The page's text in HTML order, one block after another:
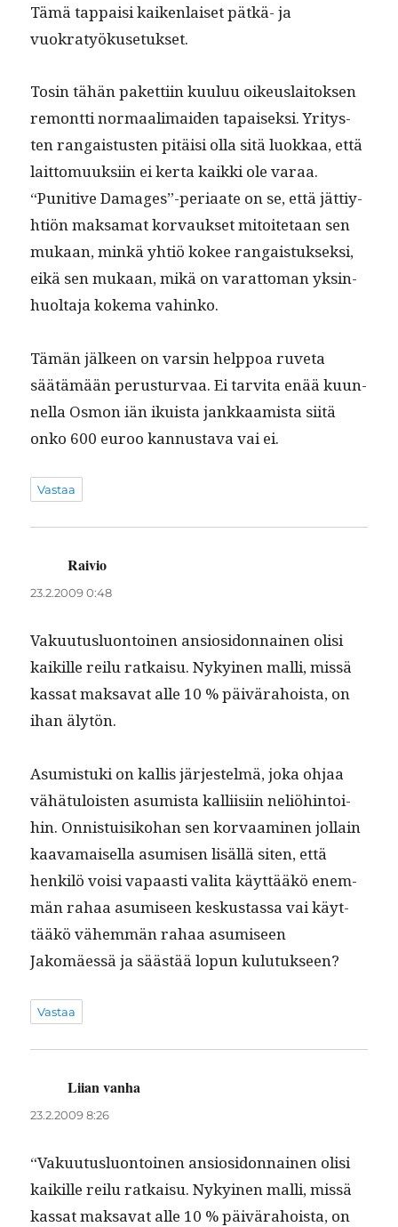
Tämä tap­paisi kaiken­laiset pätkä- ja
vuokratyökusetukset.
Tosin tähän paket­ti­in kuu­luu oikeuslaitok­sen
remont­ti nor­maal­i­maid­en tapaisek­si. Yri­tys­
ten ran­gais­tusten pitäisi olla sitä luokkaa, että
lait­to­muuk­si­in ei ker­ta kaik­ki ole varaa.
“Puni­tive Damages”-periaate on se, että jät­tiy­
htiön mak­samat kor­vauk­set mitoite­taan sen
mukaan, minkä yhtiö kokee ran­gais­tuk­sek­si,
eikä sen mukaan, mikä on varat­toman yksin­
huolta­ja koke­ma vahinko.
Tämän jäl­keen on varsin help­poa ruve­ta
säätämään perus­tur­vaa. Ei tarvi­ta enää kuun­
nel­la Osmon iän ikuista jankkaamista siitä
onko 600 euroo kan­nus­ta­va vai ei.
Vastaa
Raivio
23.2.2009 0:48
Vaku­u­tus­lu­on­toinen ansiosi­don­nainen olisi
kaikille reilu ratkaisu. Nykyi­nen malli, mis­sä
kas­sat mak­sa­vat alle 10 % päivära­hoista, on
ihan älytön.
Asum­is­tu­ki on kallis jär­jestelmä, joka ohjaa
vähä­tu­lois­t­en asum­ista kalli­isi­in neliöhin­toi­
hin. Onnis­tu­isiko­han sen kor­vaami­nen jol­lain
kaava­maisel­la asumisen lisäl­lä siten, että
henkilö voisi vapaasti vali­ta käyt­tääkö enem­
män rahaa asumiseen keskus­tas­sa vai käyt­
tääkö vähem­män rahaa asumiseen
Jakomäessä ja säästää lop­un kulutukseen?
Vastaa
Liian vanha
23.2.2009 8:26
“Vaku­u­tus­lu­on­toinen ansiosi­don­nainen olisi
kaikille reilu ratkaisu. Nykyi­nen malli, mis­sä
kas­sat mak­sa­vat alle 10 % päivära­hoista, on